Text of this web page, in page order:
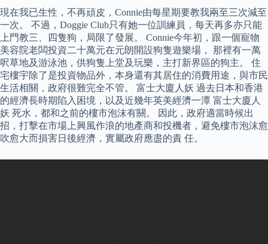
現在我已生性，不再頑皮，Connie由每星期要教我兩至三次減至
一次。 不過，Doggie Club只有她一位訓練員，每天再多亦只能
上門教三、四隻狗，局限了發展。 Connie今年初，跟一個寵物
美容院老闆投資二十萬元在元朗開設狗隻遊樂場， 那裡有一萬
呎草地及游泳池，供狗隻上堂及玩樂，主打新界區的狗主。 住
宅樓宇除了是投資物品外，本身還有其居住的消費用途，與市民
生活相關，政府很難完全不管。 富士大廈人妖 過去日本和香港
的經濟長時期陷入困境，以及近幾年英美經濟一潭 富士大廈人
妖 死水，都和之前的樓市泡沫有關。 因此，政府適當時候出
招，打擊在市場上興風作浪的地產商和投機者，避免樓市泡沫愈
吹愈大而損害日後經濟，實屬政府應盡的責 任。